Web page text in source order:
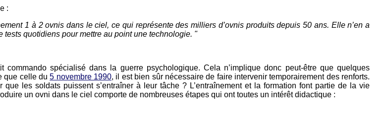
:
1 à 2 ovnis dans le ciel, ce qui représente des milliers d’ovnis produits depuis 50 ans. Elle n’en a
quotidiens pour mettre au point une technologie. "
spécialisé dans la guerre psychologique. Cela n’implique donc peut-être que quelques
que celle du5 novembre 1990, il est bien sûr nécessaire de faire intervenir temporairement des renforts.
les soldats puissent s’entraîner à leur tâche ? L’entraînement et la formation font partie de la vie
un ovni dans le ciel comporte de nombreuses étapes qui ont toutes un intérêt didactique :